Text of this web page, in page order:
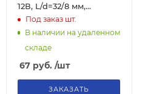
12В, L/d=32/8 мм,
прозрачная,
Под заказшт.
В наличии на удаленном
складе
67руб. /шт
ЗАКАЗАТЬ